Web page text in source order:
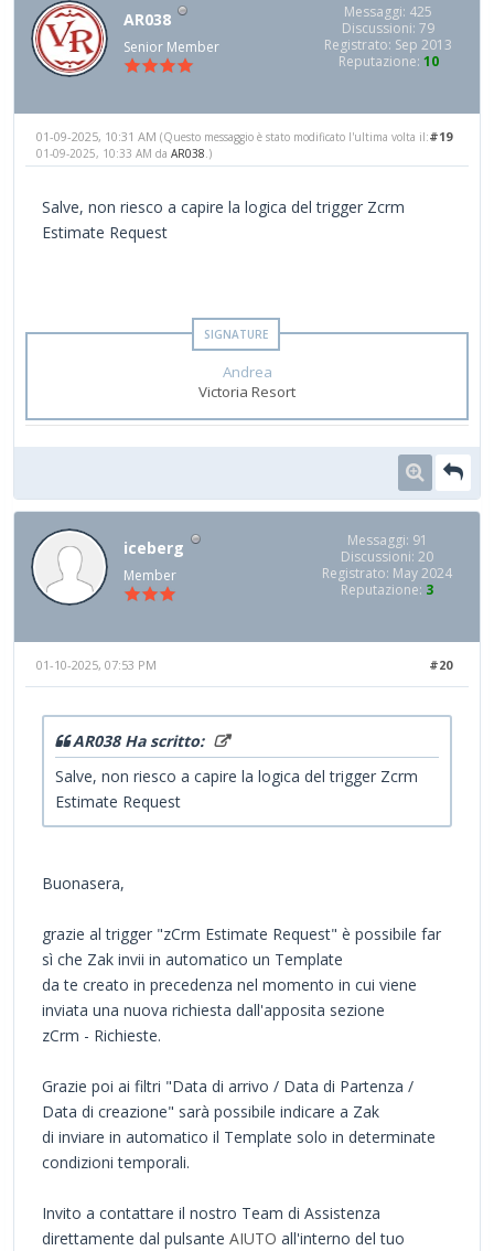
AR038
Senior Member
Messaggi: 425
Discussioni: 79
Registrato: Sep 2013
Reputazione: 10
#19
01-09-2025, 10:31 AM (Questo messaggio è stato modificato l'ultima volta il:
01-09-2025, 10:33 AM da AR038.)
Salve, non riesco a capire la logica del trigger Zcrm
Estimate Request
Andrea
Victoria Resort
iceberg
Member
Messaggi: 91
Discussioni: 20
Registrato: May 2024
Reputazione: 3
#20
01-10-2025, 07:53 PM
AR038 Ha scritto:
Salve, non riesco a capire la logica del trigger Zcrm
Estimate Request
Buonasera,
grazie al trigger "zCrm Estimate Request" è possibile far
sì che Zak invii in automatico un Template
da te creato in precedenza nel momento in cui viene
inviata una nuova richiesta dall'apposita sezione
zCrm - Richieste.
Grazie poi ai filtri "Data di arrivo / Data di Partenza /
Data di creazione" sarà possibile indicare a Zak
di inviare in automatico il Template solo in determinate
condizioni temporali.
Invito a contattare il nostro Team di Assistenza
direttamente dal pulsante AIUTO all'interno del tuo